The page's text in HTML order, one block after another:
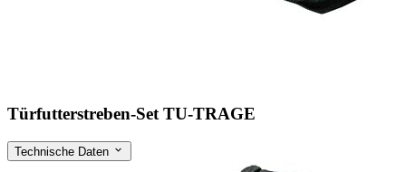
Türfutterstreben-Set TU-TRAGE
Technische Daten